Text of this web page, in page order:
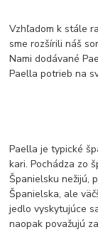
Vzhľadom k stále
sme rozšírili náš
Nami dodávané
Paella potrieb na
Paella je typické
kari. Pochádza zo
Španielsku nežijú,
Španielska, ale
jedlo vyskytujúce
naopak považujú